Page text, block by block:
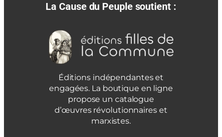
La Cause du Peuple soutient :
Éditions indépendantes et
engagées. La boutique en ligne
propose un catalogue
d’œuvres révolutionnaires et
marxistes.